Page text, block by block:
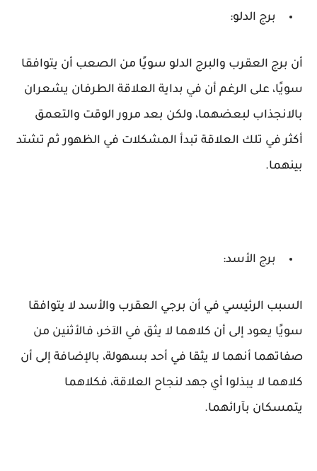
برج الدلو:
أن برج العقرب والبرج الدلو سويًا من الصعب أن يتوافقا
سويًا، على الرغم أن في بداية العلاقة الطرفان يشعران
بالانجذاب لبعضهما، ولكن بعد مرور الوقت والتعمق
أكثر في تلك العلاقة تبدأ المشكلات في الظهور ثم تشتد
بينهما.
برج الأسد:
السبب الرئيسي في أن برجي العقرب والأسد لا يتوافقا
سويًا يعود إلى أن كلاهما لا يثق في الآخر، فالأثنين من
صفاتهما أنهما لا يثقا في أحد بسهولة، بالإضافة إلى أن
كلاهما لا يبذلوا أي جهد لنجاح العلاقة، فكلاهما
يتمسكان بآرائهما.